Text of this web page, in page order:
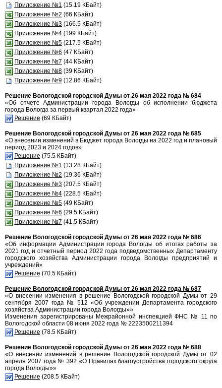
Приложение №1 (15.19 КБайт)
Приложение №2 (66 КБайт)
Приложение №3 (166.5 КБайт)
Приложение №4 (199 КБайт)
Приложение №5 (217.5 КБайт)
Приложение №6 (47 КБайт)
Приложение №7 (44 КБайт)
Приложение №8 (39 КБайт)
Приложение №9 (12.86 КБайт)
Решение Вологодской городской Думы от 26 мая 2022 года № 684
«Об отчете Администрации города Вологды об исполнении бюджета
города Вологда за первый квартал 2022 года»
Решение (69 КБайт)
Решение Вологодской городской Думы от 26 мая 2022 года № 685
«О внесении изменений в Бюджет города Вологды на 2022 год и плановый
период 2023 и 2024 годов»
Решение (75.5 КБайт)
Приложение №1 (13.28 КБайт)
Приложение №2 (19.36 КБайт)
Приложение №3 (207.5 КБайт)
Приложение №4 (228.5 КБайт)
Приложение №5 (49 КБайт)
Приложение №6 (29.5 КБайт)
Приложение №7 (41.5 КБайт)
Решение Вологодской городской Думы от 26 мая 2022 года № 686
«Об информации Администрации города Вологды об итогах работы за
2021 год и отчетный период 2022 года подведомственных Департаменту
городского хозяйства Администрации города Вологды предприятий и
учреждений»
Решение (70.5 КБайт)
Решение Вологодской городской Думы от 26 мая 2022 года № 687
«О внесении изменения в решение Вологодской городской Думы от 29
сентября 2007 года № 512 «Об учреждении Департамента городского
хозяйства Администрации города Вологды»»
Изменения зарегистрированы Межрайонной инспекцией ФНС № 11 по
Вологодской области 08 июня 2022 года № 2223500211394
Решение (78.5 КБайт)
Решение Вологодской городской Думы от 26 мая 2022 года № 688
«О внесении изменений в решение Вологодской городской Думы от 02
апреля 2007 года № 392 «О Правилах благоустройства городского округа
города Вологды»»
Решение (208.5 КБайт)